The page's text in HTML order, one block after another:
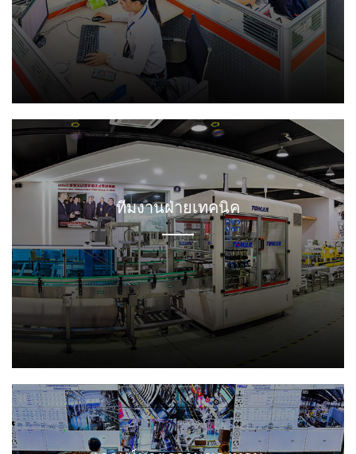
ทีมงานพนักงาน